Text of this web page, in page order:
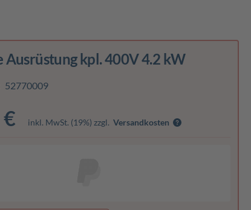
Ausrüstung kpl. 400V 4.2 kW
52770009
inkl. MwSt. (19%) zzgl. Versandkosten